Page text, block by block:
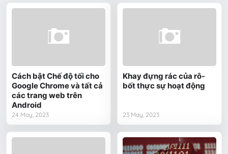
Cách bật Chế độ tối cho
Google Chrome và tất cả
các trang web trên
Android
24 May, 2023
Khay đựng rác của rô-
bốt thực sự hoạt động
23 May, 2023